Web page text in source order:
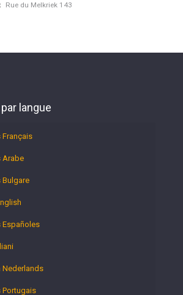
Rue du Melkriek 143
langue
Français
Arabe
Bulgare
Españoles
Nederlands
Portugais